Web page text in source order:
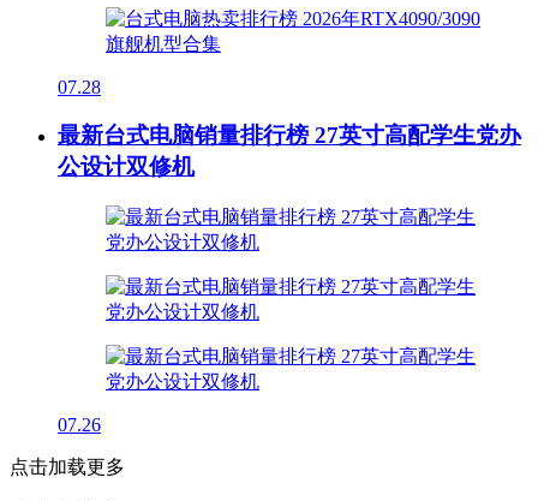
07.28
最新台式电脑销量排行榜 27英寸高配学生党办
公设计双修机
07.26
点击加载更多